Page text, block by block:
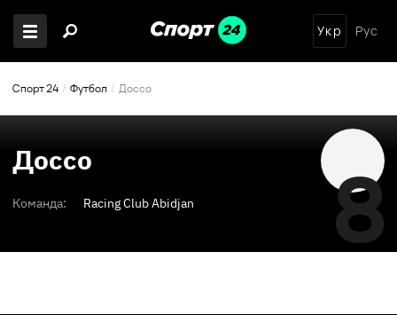
Укр Рус
Спорт 24 Футбол Доссо
Доссо
Команда: Racing Club Abidjan 8